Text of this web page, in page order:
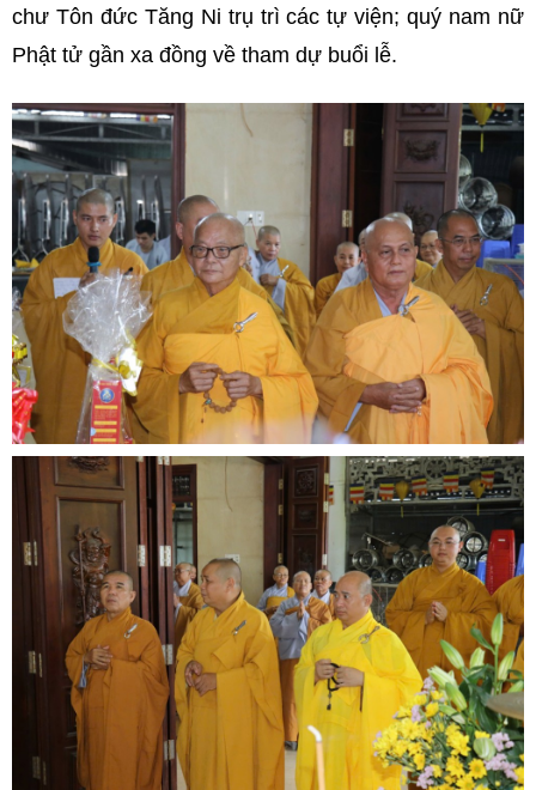
chư Tôn đức Tăng Ni trụ trì các tự viện; quý nam nữ
Phật tử gần xa đồng về tham dự buổi lễ.